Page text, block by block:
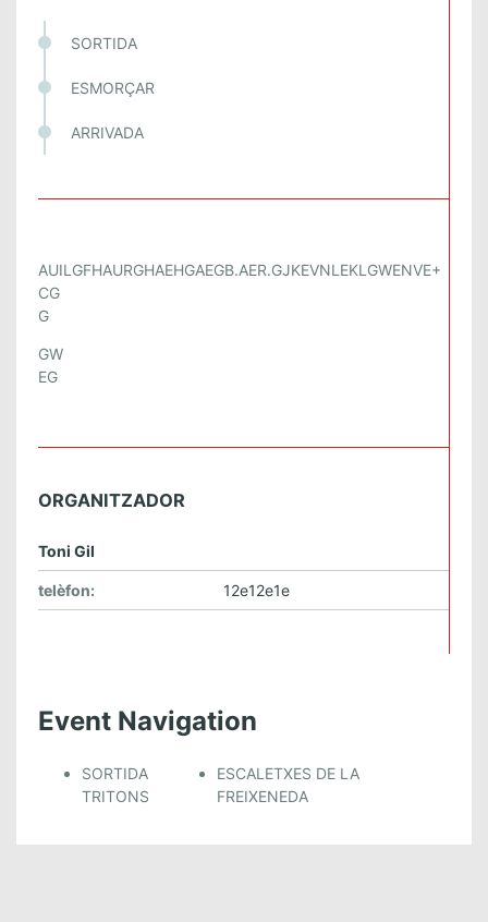
SORTIDA
ESMORÇAR
ARRIVADA
AUILGFHAURGHAEHGAEGB.AER.GJKEVNLEKLGWENVE+
CG
G
GW
EG
ORGANITZADOR
Toni Gil
telèfon: 12e12e1e
Event Navigation
SORTIDA
TRITONS
ESCALETXES DE LA
FREIXENEDA